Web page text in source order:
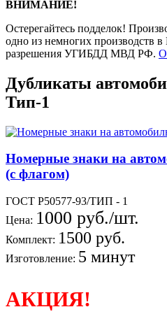
ВНИМАНИЕ!
Остерегайтесь подделок!
одно из немногих производств в
разрешения УГИБДД МВД РФ.
Дубликаты
Тип-1
Номерные знаки на
(с флагом)
ГОСТ Р50577-93/ТИП - 1
Цена: 1000 руб./шт.
Комплект: 1500 руб.
Изготовление: 5 минут
АКЦИЯ!